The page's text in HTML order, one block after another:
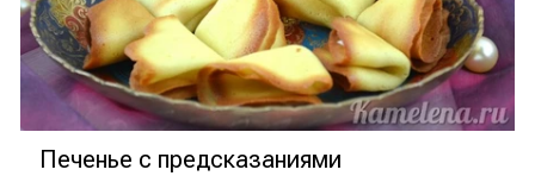
Печенье с предсказаниями